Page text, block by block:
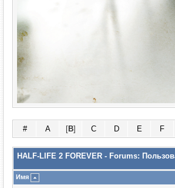
# A [B] C D E F
HALF-LIFE 2 FOREVER - Forums:
Имя